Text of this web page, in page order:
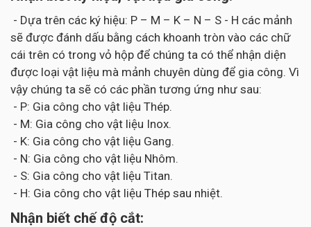
- Dựa trên các ký hiệu: P – M – K – N – S - H các mảnh
sẽ được đánh dấu bằng cách khoanh tròn vào các chữ
cái trên có trong vỏ hộp để chúng ta có thể nhận diện
được loại vật liệu mà mảnh chuyên dùng để gia công. Vì
vậy chúng ta sẽ có các phần tương ứng như sau:
- P: Gia công cho vật liệu Thép.
- M: Gia công cho vật liệu Inox.
- K: Gia công cho vật liệu Gang.
- N: Gia công cho vật liệu Nhôm.
- S: Gia công cho vật liệu Titan.
- H: Gia công cho vật liệu Thép sau nhiệt.
Nhận biết chế độ cắt: